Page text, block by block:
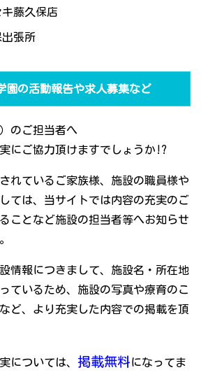
キ藤久保店
出張所
園の活動報告や求人募集など
のご担当者へ
にご協力頂けますでしょうか!?
れているご家族様、施設の職員様や
ては、当サイトでは内容の充実のご
ことなど施設の担当者等へお知らせ
情報につきまして、施設名・所在地
ているため、施設の写真や療育のこ
ど、より充実した内容での掲載を頂
については、 掲載無料になってま